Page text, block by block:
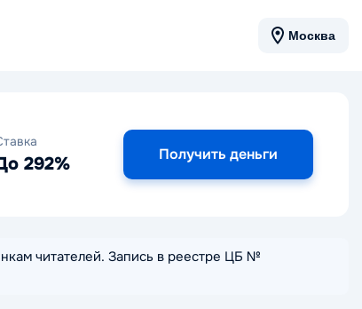
Москва
292% Получить деньги
читателей. Запись в реестре ЦБ №